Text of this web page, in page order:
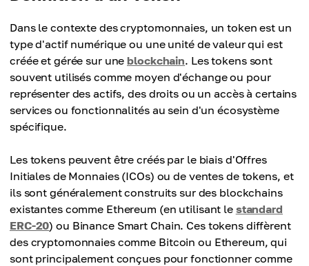
Dans le contexte des cryptomonnaies, un token est un
type d'actif numérique ou une unité de valeur qui est
créée et gérée sur uneblockchain. Les tokens sont
souvent utilisés comme moyen d'échange ou pour
représenter des actifs, des droits ou un accès à certains
services ou fonctionnalités au sein d'un écosystème
spécifique.
Les tokens peuvent être créés par le biais d'Offres
Initiales de Monnaies (ICOs) ou de ventes de tokens, et
ils sont généralement construits sur des blockchains
existantes comme Ethereum (en utilisant le standard
ERC-20) ou Binance Smart Chain. Ces tokens diffèrent
des cryptomonnaies comme Bitcoin ou Ethereum, qui
sont principalement conçues pour fonctionner comme